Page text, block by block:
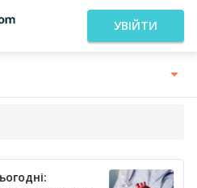
УВІЙТИ